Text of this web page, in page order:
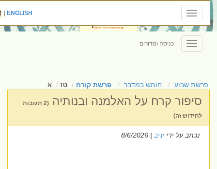
Toggle
navigation
ENGLISH
|
Toggle
navigation
כניסה ומדורים
פרשת שבוע חומש במדבר פרשת קורח טז א
סיפור קרח על האלמנה ובנותיה
(2 תגובות
לחידוש זה)
נכתב על ידייניב| 8/6/2026